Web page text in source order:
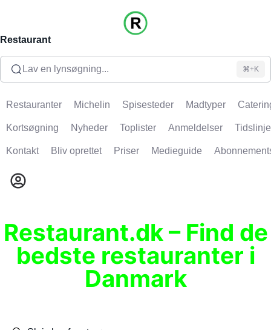
Restaurant
Lav en lynsøgning... ⌘+K
Restauranter Michelin Spisesteder Madtyper
Kortsøgning Nyheder Toplister Anmeldelser Tidslinje
Kontakt Bliv oprettet Priser Medieguide
Restaurant.dk – Find de
bedste restauranter i
Danmark